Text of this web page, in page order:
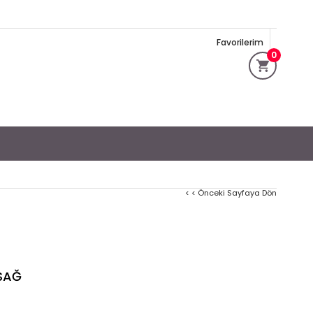
0
Favorilerim
< < Önceki Sayfaya Dön